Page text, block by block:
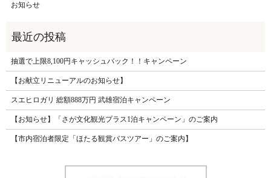
お知らせ
抽選で上限8,100円キャッシュバック！！キャンペーン
【お献立リニューアルのお知らせ】
スエヒロガリ 総額888万円 武雄宿泊キャンペーン
【お知らせ】「さが文化観光プラス1泊キャンペーン」のご案内
【市内宿泊者限定「ほたる観賞バスツアー」のご案内】